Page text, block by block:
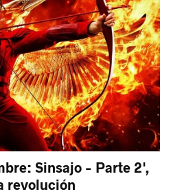
Sinsajo - Parte 2',
revolución